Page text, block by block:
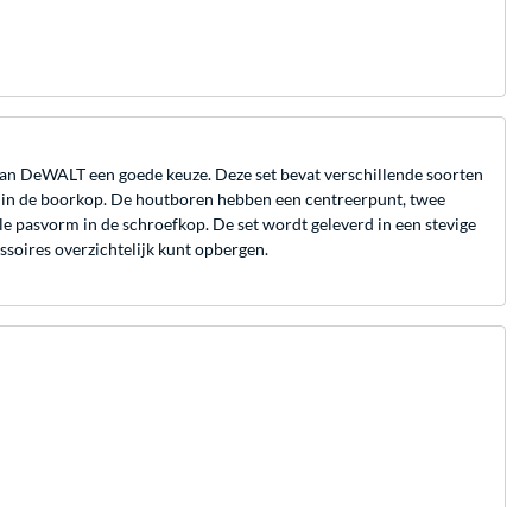
DeWALT een goede keuze. Deze set bevat verschillende soorten
de boorkop. De houtboren hebben een centreerpunt, twee
pasvorm in de schroefkop. De set wordt geleverd in een stevige
overzichtelijk kunt opbergen.